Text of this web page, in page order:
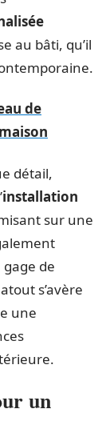
au bâti, qu’il
de
détail,
installation
sur une
de
s’avère
une
un